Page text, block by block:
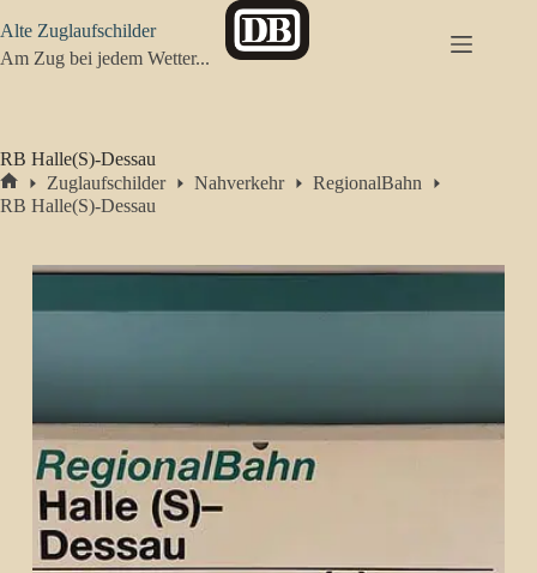
Inhalt
springen
Alte Zuglaufschilder
Am Zug bei jedem Wetter...
RB Halle(S)-Dessau
Start
Zuglaufschilder Nahverkehr
RegionalBahn
RB Halle(S)-Dessau